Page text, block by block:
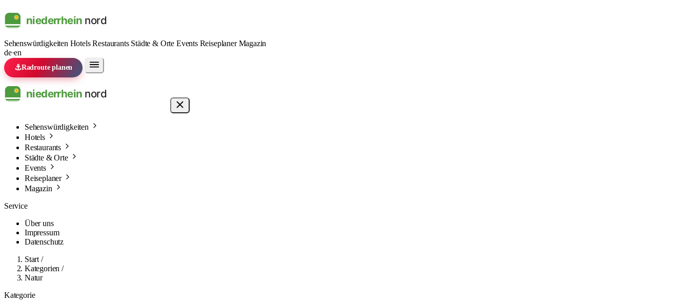
Sehenswürdigkeiten HotelsRestaurants Städte & Orte Events ReiseplanerMagazin
de·en
⚓Radroute planen
Sehenswürdigkeiten
Hotels
Restaurants
Städte & Orte
Events
Reiseplaner
Magazin
Service
Über uns
Impressum
Datenschutz
Start /
Kategorien /
Natur
Kategorie